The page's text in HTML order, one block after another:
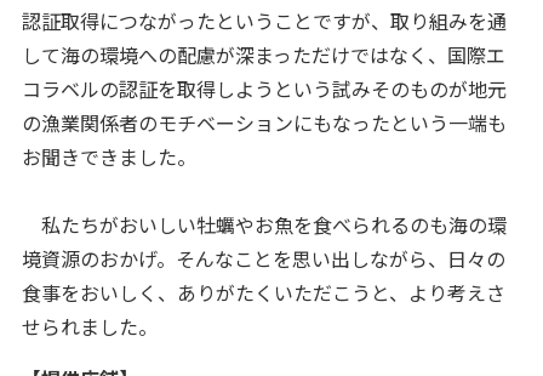
認証取得につながったということですが、取り組みを通
して海の環境への配慮が深まっただけではなく、国際エ
コラベルの認証を取得しようという試みそのものが地元
の漁業関係者のモチベーションにもなったという一端も
お聞きできました。
私たちがおいしい牡蠣やお魚を食べられるのも海の環
境資源のおかげ。そんなことを思い出しながら、日々の
食事をおいしく、ありがたくいただこうと、より考えさ
せられました。